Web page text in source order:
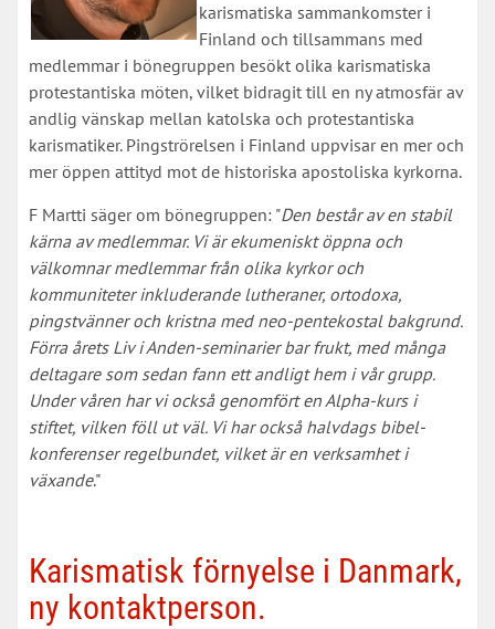
karismatiska sammankomster i
Finland och tillsammans med
medlemmar i bönegruppen besökt olika karismatiska
protestantiska möten, vilket bidragit till en ny atmosfär av
andlig vänskap mellan katolska och protestantiska
karismatiker. Pingströrelsen i Finland uppvisar en mer och
mer öppen attityd mot de historiska apostoliska kyrkorna.
F Martti säger om bönegruppen: "Den består av en stabil
kärna av medlemmar. Vi är ekumeniskt öppna och
välkomnar medlemmar från olika kyrkor och
kommuniteter inkluderande lutheraner, ortodoxa,
pingstvänner och kristna med neo-pentekostal bakgrund.
Förra årets Liv i Anden-seminarier bar frukt, med många
deltagare som sedan fann ett andligt hem i vår grupp.
Under våren har vi också genomfört en Alpha-kurs i
stiftet, vilken föll ut väl. Vi har också halvdags bibel-
konferenser regelbundet, vilket är en verksamhet i
växande."
Karismatisk förnyelse i Danmark,
ny kontaktperson.